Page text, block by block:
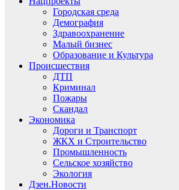
Городская среда
Демография
Здравоохранение
Малый бизнес
Образование и Культура
Происшествия
ДТП
Криминал
Пожары
Скандал
Экономика
Дороги и Транспорт
ЖКХ и Строительство
Промышленность
Сельское хозяйство
Экология
Дзен.Новости